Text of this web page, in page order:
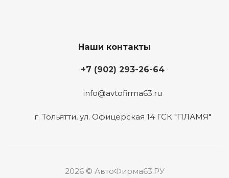
Наши контакты
+7 (902) 293-26-64
info@avtofirma63.ru
г. Тольятти, ул. Офицерская 14 ГСК "ПЛАМЯ"
2026 © АвтоФирма63.РУ